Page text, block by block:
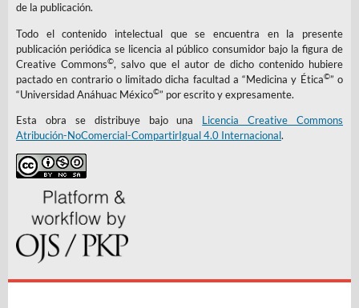
de la publicación.
Todo el contenido intelectual que se encuentra en la presente
publicación periódica se licencia al público consumidor bajo la figura de
Creative Commons©, salvo que el autor de dicho contenido hubiere
pactado en contrario o limitado dicha facultad a “Medicina y Ética©” o
“Universidad Anáhuac México©” por escrito y expresamente.
Esta obra se distribuye bajo una Licencia Creative Commons
Atribución-NoComercial-CompartirIgual 4.0 Internacional.